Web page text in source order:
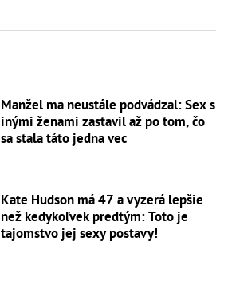
Manžel ma neustále podvádzal: Sex s
inými ženami zastavil až po tom, čo
sa stala táto jedna vec
Kate Hudson má 47 a vyzerá lepšie
než kedykoľvek predtým: Toto je
tajomstvo jej sexy postavy!